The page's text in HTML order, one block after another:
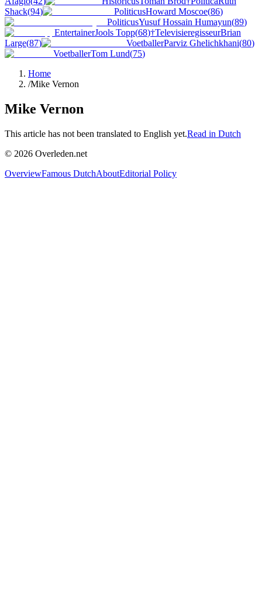
Shack(94) PoliticusHoward Moscoe(86)
PoliticusYusuf Hossain Humayun(89)
EntertainerJools Topp(68)†TelevisieregisseurBrian
Large(87) VoetballerParviz Ghelichkhani(80)
VoetballerTom Lund(75)
Home
/Mike Vernon
Mike Vernon
This article has not been translated to English yet.Read in Dutch
© 2026 Overleden.net
OverviewFamous DutchAboutEditorial Policy